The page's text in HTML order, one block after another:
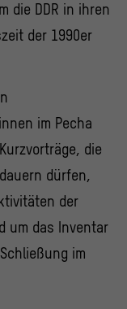
die DDR in ihren
der 1990er
im Pecha
die
dürfen,
der
um das Inventar
im